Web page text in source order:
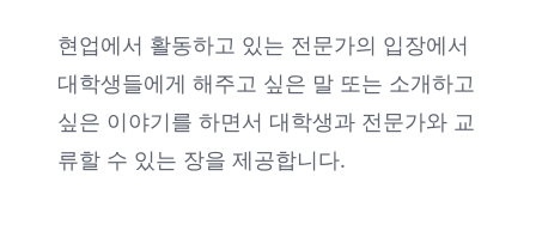
현업에서 활동하고 있는 전문가의 입장에서
대학생들에게 해주고 싶은 말 또는 소개하고
싶은 이야기를 하면서 대학생과 전문가와 교
류할 수 있는 장을 제공합니다.